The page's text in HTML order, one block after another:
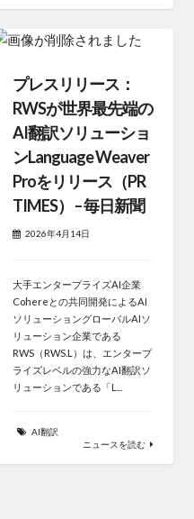
プレスリリース：
RWSが世界最先端の
AI翻訳ソリューショ
ンLanguage Weaver
Proをリリース（PR
TIMES） – 毎日新聞
2026年4月14日
大手エンタープライズAI企業
Cohereとの共同開発によるAI
ソリューショングローバルAIソ
リューション企業である
RWS（RWS.L）は、エンタープ
ライズレベルの強力なAI翻訳ソ
リューションである「L...
AI翻訳
ニュースを読む